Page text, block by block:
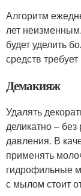
Алгоритм
лет
будет уделить
средств
Демакияж
Удалять
деликатно –
давления. В
применять
гидрофильные
с мылом стоит